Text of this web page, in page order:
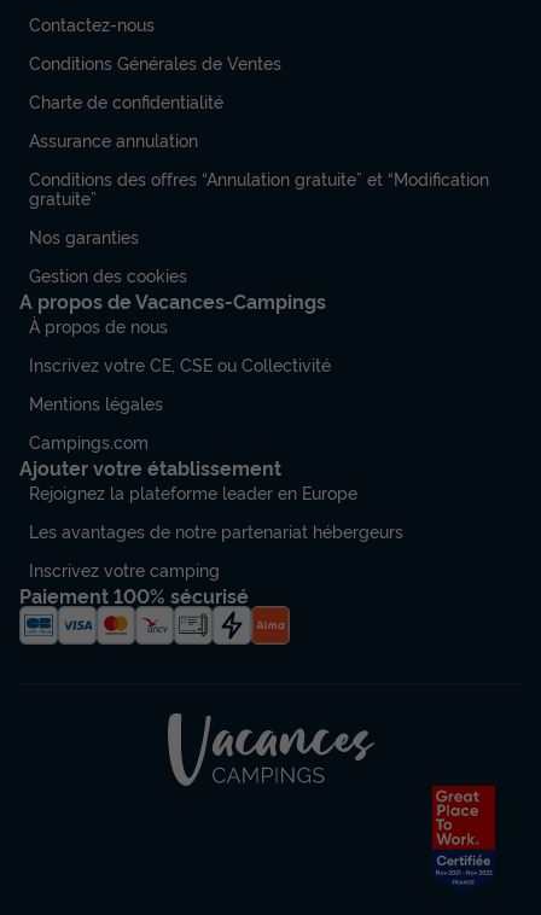
Contactez-nous
Conditions Générales de Ventes
Charte de confidentialité
Assurance annulation
Conditions des offres “Annulation gratuite” et “Modification
gratuite”
Nos garanties
Gestion des cookies
A propos de Vacances-Campings
À propos de nous
Inscrivez votre CE, CSE ou Collectivité
Mentions légales
Campings.com
Ajouter votre établissement
Rejoignez la plateforme leader en Europe
Les avantages de notre partenariat hébergeurs
Inscrivez votre camping
Paiement 100% sécurisé